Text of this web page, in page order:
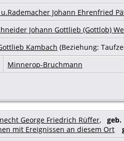
Johann Ehrenfried
Johann Gottlieb (Gottlob)
Kambach (Beziehung:
Minnerop-Bruchmann
George Friedrich Rüffer, geb.